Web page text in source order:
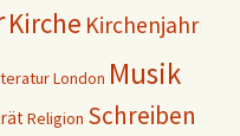
Kirche Kirchenjahr
London Musik
Religion Schreiben